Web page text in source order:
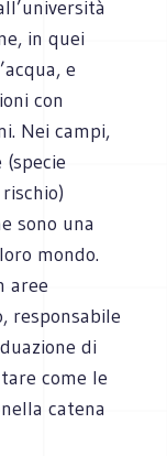
in quei
e
con
Nei campi,
sono una
mondo.
aree
responsabile
di
come le
catena